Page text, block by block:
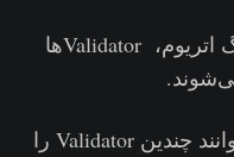
در بخش اقتصاد رفتاری استیکینگ اتریوم، Validatorها
اما از آنجایی سپرده‌گذاران می‌توانند چندین Validator را